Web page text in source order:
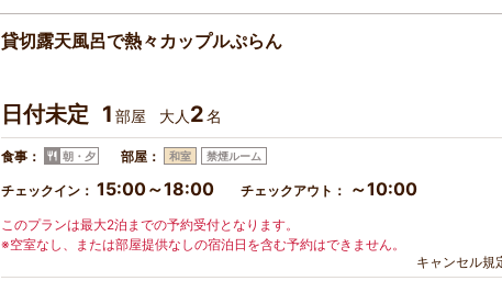
切露天風呂で熱々カップルぷらん
日付未定 1 部屋 大人 2名
食事： 朝・夕 部屋： 和室 禁煙ルーム
チェックイン： 15:00～18:00 チェックアウト： ～10:00
このプランは最大2泊までの予約受付となります。
※空室なし、または部屋提供なしの宿泊日を含む予約はできません。
キャンセル規